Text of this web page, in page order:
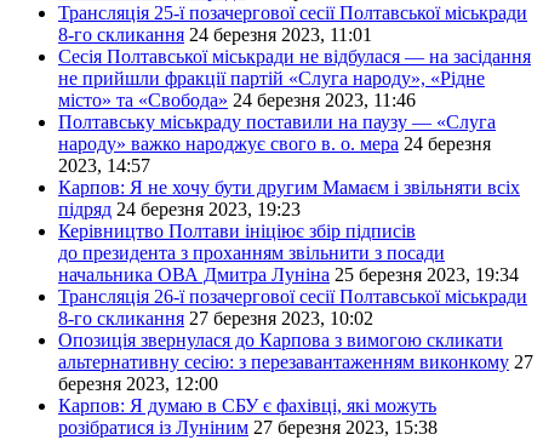
Трансляція 25-ї позачергової сесії Полтавської міськради
8-го скликання 24 березня 2023, 11:01
Cесія Полтавської міськради не відбулася — на засідання
не прийшли фракції партій «Слуга народу», «Рідне
місто» та «Свобода» 24 березня 2023, 11:46
Полтавську міськраду поставили на паузу — «Слуга
народу» важко народжує свого в. о. мера 24 березня
2023, 14:57
Карпов: Я не хочу бути другим Мамаєм і звільняти всіх
підряд 24 березня 2023, 19:23
Керівництво Полтави ініціює збір підписів
до президента з проханням звільнити з посади
начальника ОВА Дмитра Луніна 25 березня 2023, 19:34
Трансляція 26-ї позачергової сесії Полтавської міськради
8-го скликання 27 березня 2023, 10:02
Опозиція звернулася до Карпова з вимогою скликати
альтернативну сесію: з перезавантаженням виконкому 27
березня 2023, 12:00
Карпов: Я думаю в СБУ є фахівці, які можуть
розібратися із Луніним 27 березня 2023, 15:38